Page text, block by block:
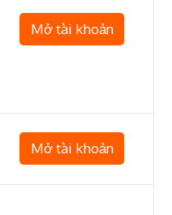
Mở tài khoản
Mở tài khoản